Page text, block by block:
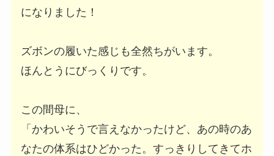
になりました！
ズボンの履いた感じも全然ちがいます。
ほんとうにびっくりです。
この間母に、
「かわいそうで言えなかったけど、あの時のあ
なたの体系はひどかった。すっきりしてきてホ